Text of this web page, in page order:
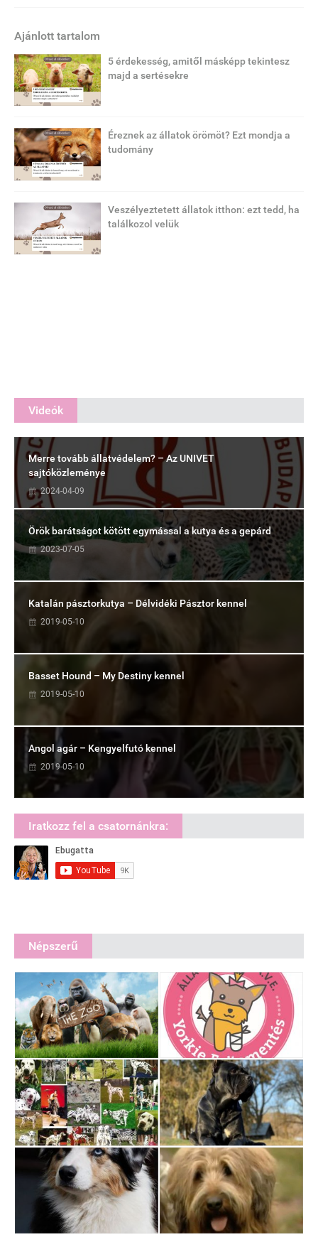
Ajánlott tartalom
5 érdekesség, amitől másképp tekintesz
majd a sertésekre
Éreznek az állatok örömöt? Ezt mondja a
tudomány
Veszélyeztetett állatok itthon: ezt tedd, ha
találkozol velük
Videók
Merre tovább állatvédelem? – Az UNIVET
sajtóközleménye
2024-04-09
Örök barátságot kötött egymással a kutya és a gepárd
2023-07-05
Katalán pásztorkutya – Délvidéki Pásztor kennel
2019-05-10
Basset Hound – My Destiny kennel
2019-05-10
Angol agár – Kengyelfutó kennel
2019-05-10
Iratkozz fel a csatornánkra:
Népszerű